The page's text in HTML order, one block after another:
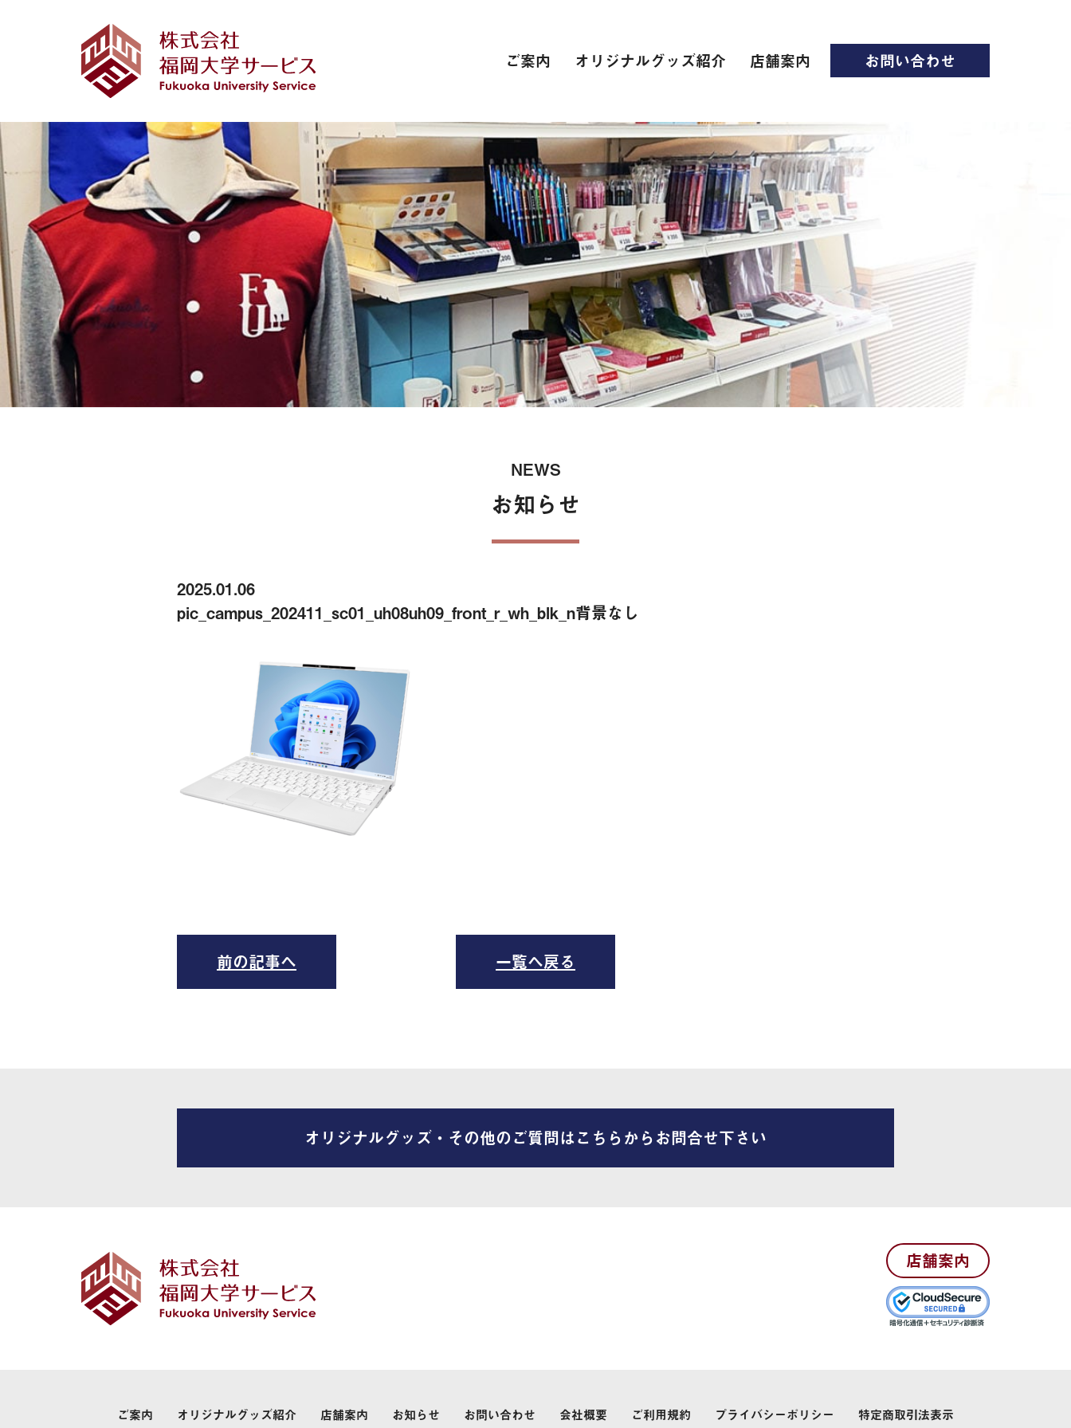
ご案内
インターネット接続環境
電子辞書[教科書販売サイト]
自動車学校
スーツ
専門学校
卒業式 衣裳レンタル
レンタカー
保険
オリジナルグッズ紹介 店舗案内 お問い合わせ
NEWS
お知らせ
2025.01.06
pic_campus_202411_sc01_uh08uh09_front_r_wh_blk_n背景なし
前の記事へ 一覧へ戻る
オリジナルグッズ・その他のご質問はこちらからお問合せ下さい
店舗案内
ご案内 オリジナルグッズ紹介 店舗案内 お知らせ お問い合わせ 会社概要 ご利用規約 プライバシーポリシー 特定商取引法表示